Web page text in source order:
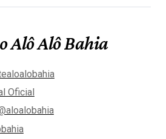
Alô Alô Bahia
Oficial